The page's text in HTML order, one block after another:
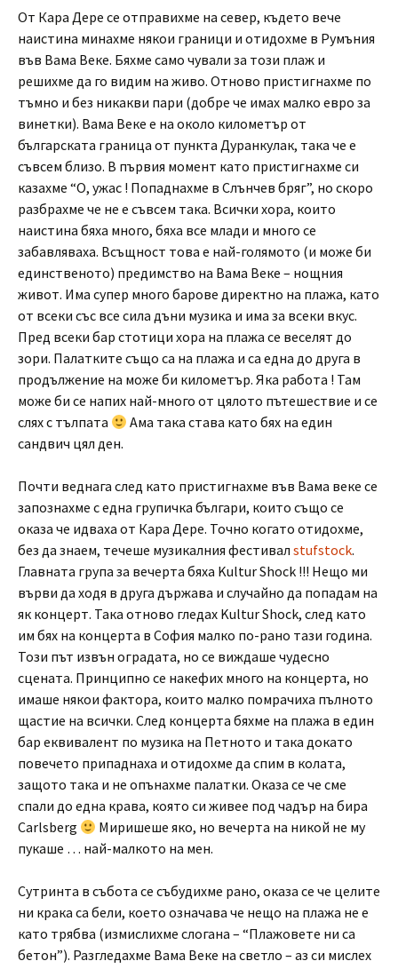
От Кара Дере се отправихме на север, където вече
наистина минахме някои граници и отидохме в Румъния
във Вама Веке. Бяхме само чували за този плаж и
решихме да го видим на живо. Отново пристигнахме по
тъмно и без никакви пари (добре че имах малко евро за
винетки). Вама Веке е на около километър от
българската граница от пункта Дуранкулак, така че е
съвсем близо. В първия момент като пристигнахме си
казахме “О, ужас ! Попаднахме в Слънчев бряг”, но скоро
разбрахме че не е съвсем така. Всички хора, които
наистина бяха много, бяха все млади и много се
забавляваха. Всъщност това е най-голямото (и може би
единственото) предимство на Вама Веке – нощния
живот. Има супер много барове директно на плажа, като
от всеки със все сила дъни музика и има за всеки вкус.
Пред всеки бар стотици хора на плажа се веселят до
зори. Палатките също са на плажа и са една до друга в
продължение на може би километър. Яка работа ! Там
може би се напих най-много от цялото пътешествие и се
слях с тълпата
Ама така става като бях на един
сандвич цял ден.
Почти веднага след като пристигнахме във Вама веке се
запознахме с една групичка българи, които също се
оказа че идваха от Кара Дере. Точно когато отидохме,
без да знаем, течеше музикалния фестивал stufstock.
Главната група за вечерта бяха Kultur Shock !!! Нещо ми
върви да ходя в друга държава и случайно да попадам на
як концерт. Така отново гледах Kultur Shock, след като
им бях на концерта в София малко по-рано тази година.
Този път извън оградата, но се виждаше чудесно
сцената. Принципно се накефих много на концерта, но
имаше някои фактора, които малко помрачиха пълното
щастие на всички. След концерта бяхме на плажа в един
бар еквивалент по музика на Петното и така докато
повечето припаднаха и отидохме да спим в колата,
защото така и не опънахме палатки. Оказа се че сме
спали до една крава, която си живее под чадър на бира
Carlsberg
Миришеше яко, но вечерта на никой не му
пукаше … най-малкото на мен.
Сутринта в събота се събудихме рано, оказа се че целите
ни крака са бели, което означава че нещо на плажа не е
като трябва (измислихме слогана – “Плажовете ни са
бетон”). Разгледахме Вама Веке на светло – аз си мислех